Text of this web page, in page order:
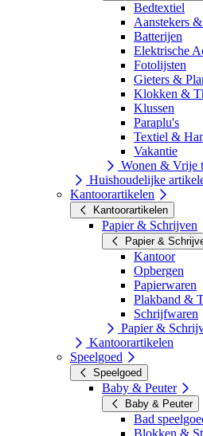
Bedtextiel
Aanstekers
Batterijen
Elektrische
Fotolijsten
Gieters &
Klokken &
Klussen
Paraplu's
Textiel &
Vakantie
Wonen & Vrije
Huishoudelijke
Kantoorartikelen
Kantoorartikelen
Papier & Schrijven
Papier &
Kantoor
Opbergen
Papierwaren
Plakband &
Schrijfwaren
Papier &
Kantoorartikelen
Speelgoed
Speelgoed
Baby & Peuter
Baby & Peuter
Bad
Blokken &